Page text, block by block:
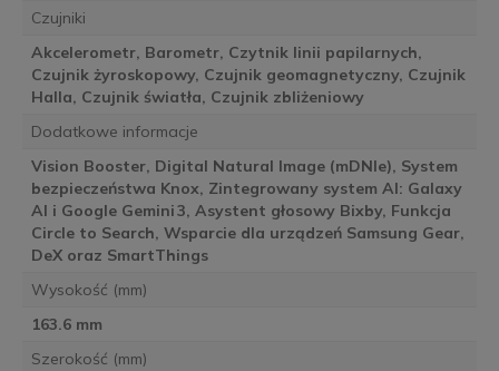
Czujniki
Akcelerometr, Barometr, Czytnik linii papilarnych,
Czujnik żyroskopowy, Czujnik geomagnetyczny, Czujnik
Halla, Czujnik światła, Czujnik zbliżeniowy
Dodatkowe informacje
Vision Booster, Digital Natural Image (mDNIe), System
bezpieczeństwa Knox, Zintegrowany system AI: Galaxy
AI i Google Gemini 3, Asystent głosowy Bixby, Funkcja
Circle to Search, Wsparcie dla urządzeń Samsung Gear,
DeX oraz SmartThings
Wysokość (mm)
163.6 mm
Szerokość (mm)